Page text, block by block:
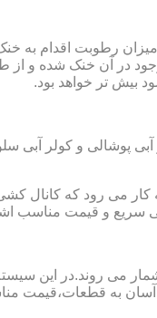
رطوبت اقدام به
در آن خنک شده و از
بیش تر خواهد بود.
آبی پوشالی و کولر
ها معمولا برای فضا های
و قیمت مناسب
شمار می روند.در این
به قطعات،قیمت